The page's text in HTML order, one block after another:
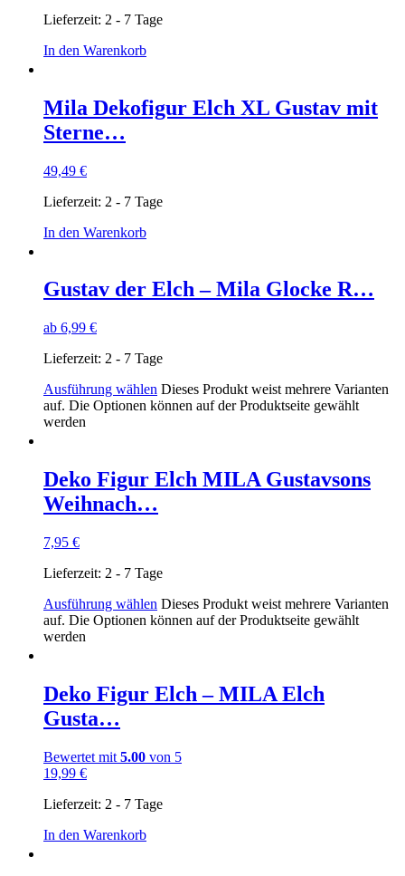
Lieferzeit: 2 - 7 Tage
In den Warenkorb
Mila Dekofigur Elch XL Gustav mit
Sterne…
49,49 €
Lieferzeit: 2 - 7 Tage
In den Warenkorb
Gustav der Elch – Mila Glocke R…
ab 6,99 €
Lieferzeit: 2 - 7 Tage
Ausführung wählen Dieses Produkt weist mehrere Varianten
auf. Die Optionen können auf der Produktseite gewählt
werden
Deko Figur Elch MILA Gustavsons
Weihnach…
7,95 €
Lieferzeit: 2 - 7 Tage
Ausführung wählen Dieses Produkt weist mehrere Varianten
auf. Die Optionen können auf der Produktseite gewählt
werden
Deko Figur Elch – MILA Elch
Gusta…
Bewertet mit 5.00 von 5
19,99 €
Lieferzeit: 2 - 7 Tage
In den Warenkorb